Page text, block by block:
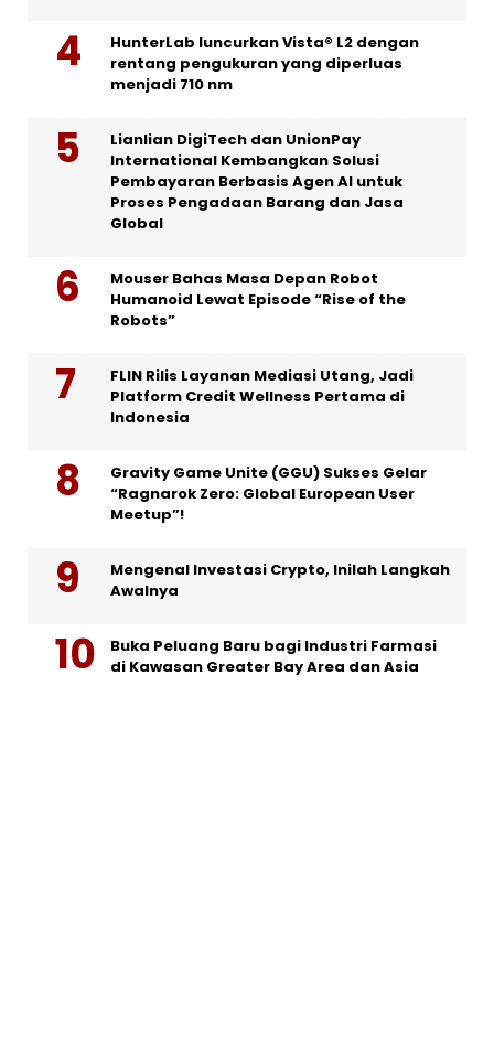
HunterLab luncurkan Vista® L2 dengan
rentang pengukuran yang diperluas
menjadi 710 nm
Lianlian DigiTech dan UnionPay
International Kembangkan Solusi
Pembayaran Berbasis Agen AI untuk
Proses Pengadaan Barang dan Jasa
Global
Mouser Bahas Masa Depan Robot
Humanoid Lewat Episode “Rise of the
Robots”
FLIN Rilis Layanan Mediasi Utang, Jadi
Platform Credit Wellness Pertama di
Indonesia
Gravity Game Unite (GGU) Sukses Gelar
“Ragnarok Zero: Global European User
Meetup”!
Mengenal Investasi Crypto, Inilah Langkah
Awalnya
Buka Peluang Baru bagi Industri Farmasi
di Kawasan Greater Bay Area dan Asia